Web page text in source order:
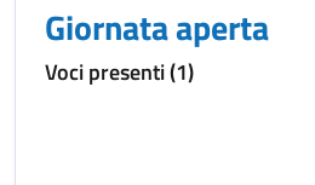
Giornata aperta
Voci presenti (1)